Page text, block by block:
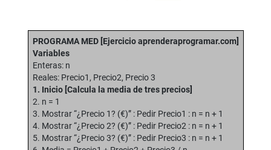
PROGRAMA MED [Ejercicio aprenderaprogramar.com]
Variables
Enteras: n
Reales: Precio1, Precio2, Precio 3
1. Inicio [Calcula la media de tres precios]
2. n = 1
3. Mostrar “¿Precio 1? (€)” : Pedir Precio1 : n = n + 1
4. Mostrar “¿Precio 2? (€)” : Pedir Precio2 : n = n + 1
5. Mostrar “¿Precio 3? (€)” : Pedir Precio3 : n = n + 1